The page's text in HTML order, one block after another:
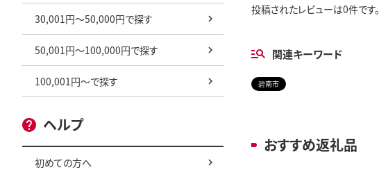
30,001円～50,000円で探す
50,001円～100,000円で探す
100,001円～で探す
ヘルプ
初めての方へ
投稿されたレビューは0件です。
関連キーワード
碧南市
おすすめ返礼品